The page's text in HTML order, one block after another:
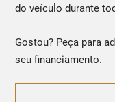
do veículo durante
Gostou? Peça para
seu financiamento.